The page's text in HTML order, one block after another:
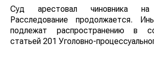
Суд арестовал чиновника
Расследование продолжается.
подлежат распространению в
201 Уголовно-процессуального